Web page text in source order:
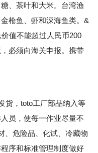
、茶叶和大米。台湾渔
枪鱼、虾和深海鱼类。&
值不能超过人民币200
必须向海关申报。携带
，toto工厂部品纳入等
员，使每一作业尽量不
、危险品、化试、冷藏物
序和标准管理制度做好